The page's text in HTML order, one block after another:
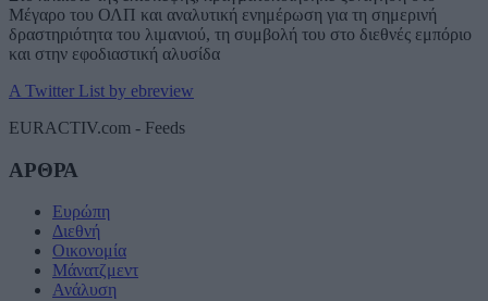
Μέγαρο του ΟΛΠ και αναλυτική ενημέρωση για τη σημερινή
δραστηριότητα του λιμανιού, τη συμβολή του στο διεθνές εμπόριο
και στην εφοδιαστική αλυσίδα
A Twitter List by ebreview
EURACTIV.com - Feeds
ΑΡΘΡΑ
Ευρώπη
Διεθνή
Οικονομία
Μάνατζμεντ
Ανάλυση